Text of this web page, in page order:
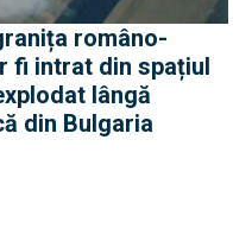
româno-
fi intrat din spațiul
lângă
din Bulgaria